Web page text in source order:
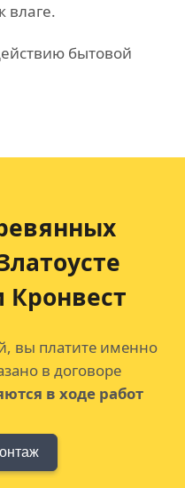
влаге.
бытовой
Кронвест
вы платите именно
в договоре
в ходе работ